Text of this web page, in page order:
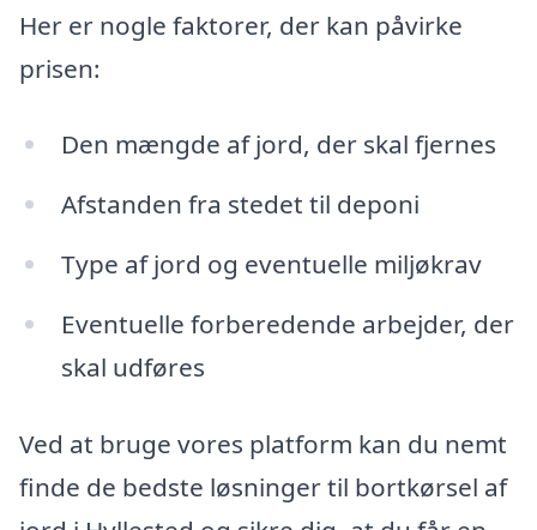
Her er nogle faktorer, der kan påvirke
prisen:
Den mængde af jord, der skal fjernes
Afstanden fra stedet til deponi
Type af jord og eventuelle miljøkrav
Eventuelle forberedende arbejder, der
skal udføres
Ved at bruge vores platform kan du nemt
finde de bedste løsninger til bortkørsel af